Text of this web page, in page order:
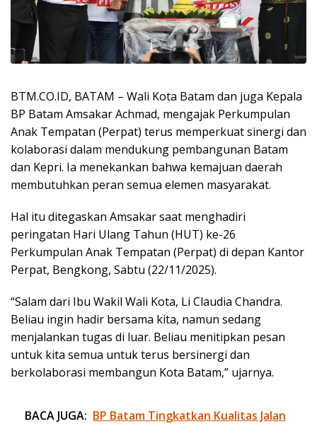
BTM.CO.ID, BATAM – Wali Kota Batam dan juga Kepala
BP Batam Amsakar Achmad, mengajak Perkumpulan
Anak Tempatan (Perpat) terus memperkuat sinergi dan
kolaborasi dalam mendukung pembangunan Batam
dan Kepri. Ia menekankan bahwa kemajuan daerah
membutuhkan peran semua elemen masyarakat.
Hal itu ditegaskan Amsakar saat menghadiri
peringatan Hari Ulang Tahun (HUT) ke-26
Perkumpulan Anak Tempatan (Perpat) di depan Kantor
Perpat, Bengkong, Sabtu (22/11/2025).
“Salam dari Ibu Wakil Wali Kota, Li Claudia Chandra.
Beliau ingin hadir bersama kita, namun sedang
menjalankan tugas di luar. Beliau menitipkan pesan
untuk kita semua untuk terus bersinergi dan
berkolaborasi membangun Kota Batam,” ujarnya.
BACA JUGA: BP Batam Tingkatkan Kualitas Jalan